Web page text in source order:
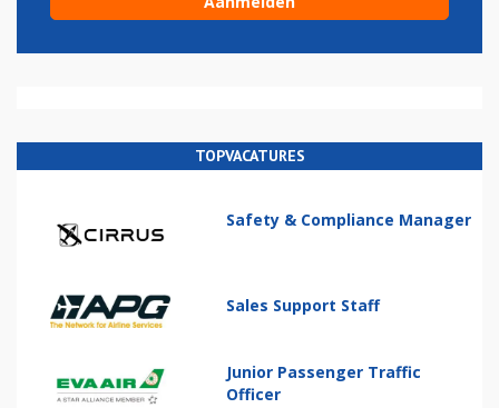
TOPVACATURES
Safety & Compliance Manager
Sales Support Staff
Junior Passenger Traffic
Officer